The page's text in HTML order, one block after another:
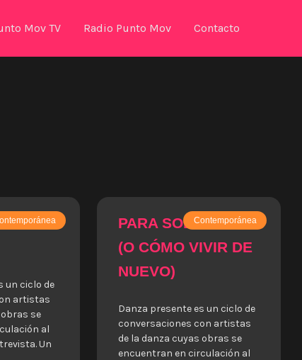
Mov TV Radio Punto Mov Contacto
un ciclo de
artistas
se
al
Un
Contemporánea
PARA SOBREVIVIR
(O CÓMO VIVIR DE
NUEVO)
Danza presente es un ciclo de
conversaciones con artistas
de la danza cuyas obras se
encuentran en circulación al